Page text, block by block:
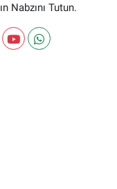
Nabzını Tutun.